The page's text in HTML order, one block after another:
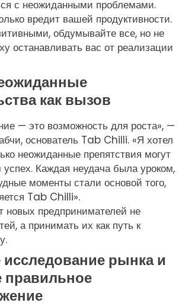
с неожиданными проблемами.
вредит вашей продуктивности.
обдумывайте все, но не
останавливать вас от реализации
как вызов
— это возможность для роста», —
основатель Tab Chilli. «Я хотел
неожиданные препятствия могут
Каждая неудача была уроком,
моменты стали основой того,
Tab Chilli».
новых предпринимателей не
а принимать их как путь к
рынка и